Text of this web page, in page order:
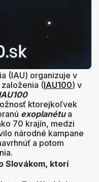
(IAU) organizuje v
(IAU100) v
ktorejkoľvek
exoplanétua
70 krajín, medzi
národné kampane
a potom
Slovákom, ktorí